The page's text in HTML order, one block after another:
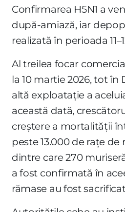
Confirmarea H5N1 a
după-amiază, iar
realizată în perioada
Al treilea focar
la 10 martie 2026, tot
altă exploatație a
această dată,
creștere a mortalității
peste 13.000 de rațe
dintre care 270
a fost confirmată în
rămase au fost